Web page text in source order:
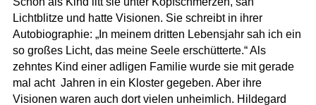
Lichtblitze und hatte Visionen. Sie schreibt in ihrer
Autobiographie: „In meinem dritten Lebensjahr sah ich ein
so großes Licht, das meine Seele erschütterte.“ Als
zehntes Kind einer adligen Familie wurde sie mit gerade
mal acht Jahren in ein Kloster gegeben. Aber ihre
Visionen waren auch dort vielen unheimlich. Hildegard